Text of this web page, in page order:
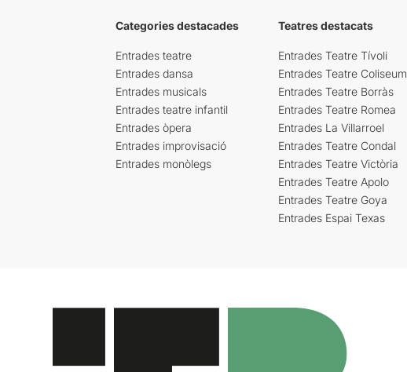
Categories destacades
Entrades teatre
Entrades dansa
Entrades musicals
Entrades teatre infantil
Entrades òpera
Entrades improvisació
Entrades monòlegs
Teatres destacats
Entrades Teatre Tívoli
Entrades Teatre Coliseum
Entrades Teatre Borràs
Entrades Teatre Romea
Entrades La Villarroel
Entrades Teatre Condal
Entrades Teatre Victòria
Entrades Teatre Apolo
Entrades Teatre Goya
Entrades Espai Texas